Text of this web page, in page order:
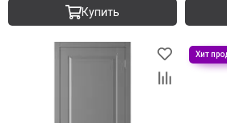
Купить